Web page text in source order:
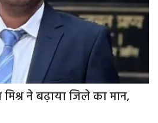
ने बढ़ाया जिले का मान,